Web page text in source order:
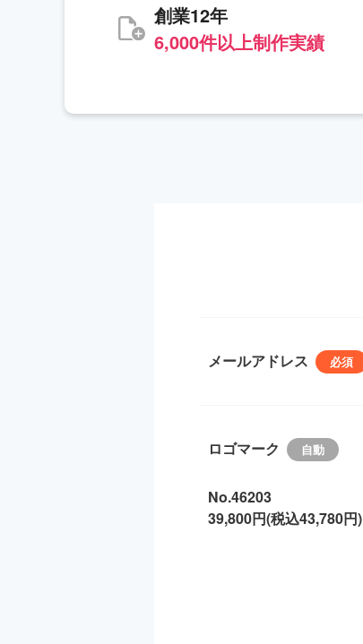
創業12年
6,000件以上制作実績
メールアドレス
ロゴマーク
No.46203
39,800円(税込43,780円)